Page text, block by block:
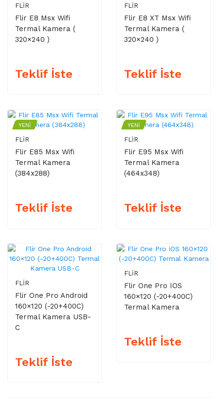
FLIR
Flir E8 Msx Wifi
Termal Kamera (
320×240 )
Teklif İste
FLIR
Flir E8 XT Msx Wifi
Termal Kamera (
320×240 )
Teklif İste
YENI
FLIR
Flir E85 Msx Wifi
Termal Kamera
(384x288)
Teklif İste
YENI
FLIR
Flir E95 Msx Wifi
Termal Kamera
(464x348)
Teklif İste
FLIR
Flir One Pro Android
160×120 (-20+400C)
Termal Kamera USB-
C
Teklif İste
FLIR
Flir One Pro IOS
160×120 (-20+400C)
Termal Kamera
Teklif İste